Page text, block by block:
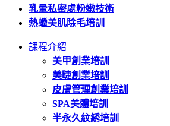
乳暈私密處粉嫩技術
熱蠟美肌除毛培訓
課程介紹
美甲創業培訓
美睫創業培訓
皮膚管理創業培訓
SPA美體培訓
半永久紋綉培訓